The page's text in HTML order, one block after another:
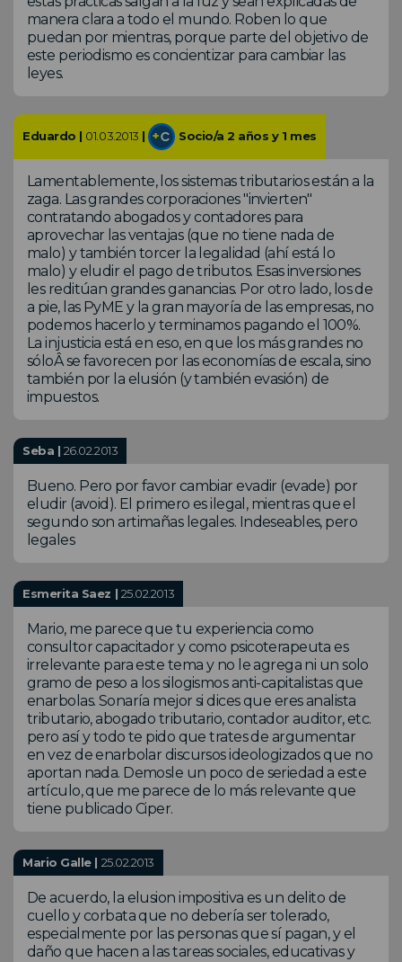
manera clara a todo el mundo. Roben lo que
puedan por mientras, porque parte del objetivo de
este periodismo es concientizar para cambiar las
leyes.
Eduardo | 01.03.2013 | Socio/a 2 años y 1 mes
Lamentablemente, los sistemas tributarios están a la
zaga. Las grandes corporaciones "invierten"
contratando abogados y contadores para
aprovechar las ventajas (que no tiene nada de
malo) y también torcer la legalidad (ahí está lo
malo) y eludir el pago de tributos. Esas inversiones
les reditúan grandes ganancias. Por otro lado, los de
a pie, las PyME y la gran mayoría de las empresas, no
podemos hacerlo y terminamos pagando el 100%.
La injusticia está en eso, en que los más grandes no
sóloÂ se favorecen por las economías de escala, sino
también por la elusión (y también evasión) de
impuestos.
Seba | 26.02.2013
Bueno. Pero por favor cambiar evadir (evade) por
eludir (avoid). El primero es ilegal, mientras que el
segundo son artimañas legales. Indeseables, pero
legales
Esmerita Saez | 25.02.2013
Mario, me parece que tu experiencia como
consultor capacitador y como psicoterapeuta es
irrelevante para este tema y no le agrega ni un solo
gramo de peso a los silogismos anti-capitalistas que
enarbolas. Sonaría mejor si dices que eres analista
tributario, abogado tributario, contador auditor, etc.
pero así y todo te pido que trates de argumentar
en vez de enarbolar discursos ideologizados que no
aportan nada. Demosle un poco de seriedad a este
artículo, que me parece de lo más relevante que
tiene publicado Ciper.
Mario Galle | 25.02.2013
De acuerdo, la elusion impositiva es un delito de
cuello y corbata que no debería ser tolerado,
especialmente por las personas que sí pagan, y el
daño que hacen a las tareas sociales, educativas y